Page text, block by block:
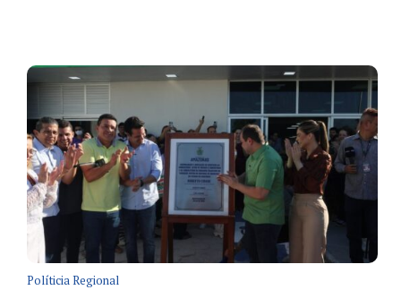
Políticia Regional